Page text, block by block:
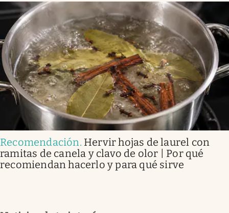
Recomendación. Hervir hojas de laurel con
ramitas de canela y clavo de olor | Por qué
recomiendan hacerlo y para qué sirve